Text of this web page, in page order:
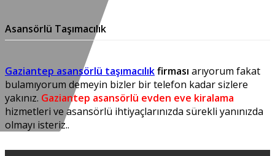
Asansörlü Taşımacılık
Gaziantep asansörlü taşımacılıkfirması arıyorum fakat
bulamıyorum demeyin bizler bir telefon kadar sizlere
yakınız. Gaziantep asansörlü evden eve kiralama
hizmetleri ve asansörlü ihtiyaçlarınızda sürekli yanınızda
olmayı isteriz..